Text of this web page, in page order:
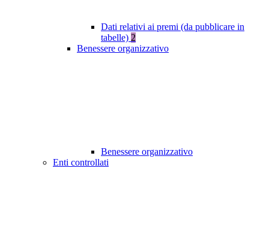
Dati relativi ai premi (da pubblicare in
tabelle) 2
Benessere organizzativo
Benessere organizzativo
Enti controllati